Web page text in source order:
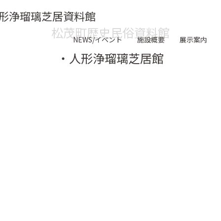
浄瑠璃芝居資料館
NEWS/イベント 施設概要 展示案内
松茂町歴史民俗資料館
・人形浄瑠璃芝居館